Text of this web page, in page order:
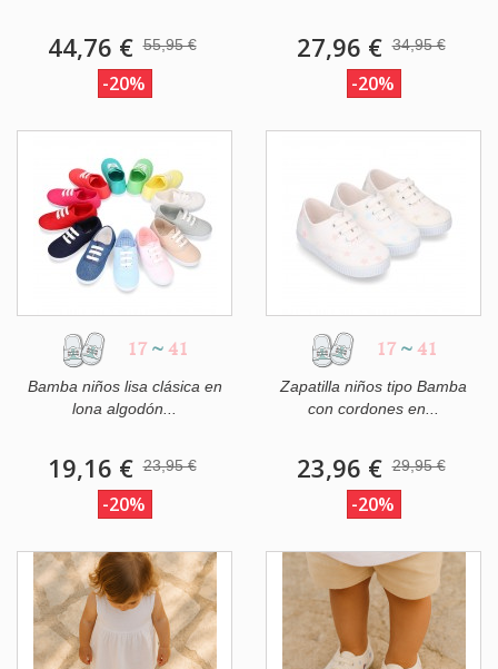
44,76 € 55,95 €
-20%
27,96 € 34,95 €
-20%
17 ~ 41
Bamba niños lisa clásica en
lona algodón...
19,16 € 23,95 €
-20%
17 ~ 41
Zapatilla niños tipo Bamba
con cordones en...
23,96 € 29,95 €
-20%